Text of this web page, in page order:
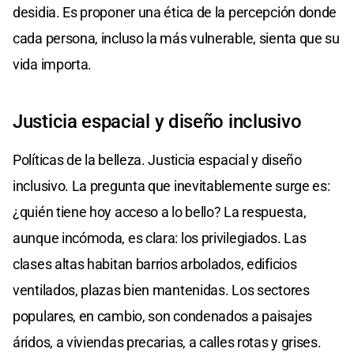
desidia. Es proponer una ética de la percepción donde
cada persona, incluso la más vulnerable, sienta que su
vida importa.
Justicia espacial y diseño inclusivo
Políticas de la belleza. Justicia espacial y diseño
inclusivo. La pregunta que inevitablemente surge es:
¿quién tiene hoy acceso a lo bello? La respuesta,
aunque incómoda, es clara: los privilegiados. Las
clases altas habitan barrios arbolados, edificios
ventilados, plazas bien mantenidas. Los sectores
populares, en cambio, son condenados a paisajes
áridos, a viviendas precarias, a calles rotas y grises.